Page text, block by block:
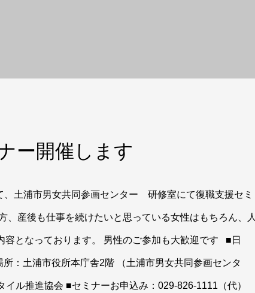
ー開催します
、土浦市男女共同参画センター 研修室にて復職支援セミ
、産後も仕事を続けたいと思っている女性はもちろん、人
容となっております。 男性のご参加も大歓迎です ■日
所：土浦市役所本庁舎2階 （土浦市男女共同参画センタ
イル推進協会 ■セミナーお申込み：029-826-1111（代）